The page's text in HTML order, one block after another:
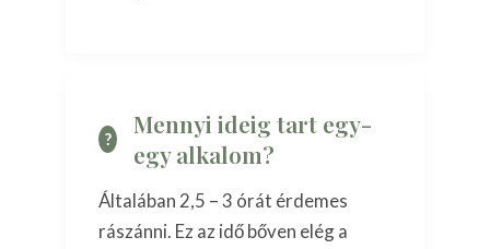
Mennyi ideig tart egy-
egy alkalom?
Általában 2,5 – 3 órát érdemes
rászánni. Ez az idő bőven elég a